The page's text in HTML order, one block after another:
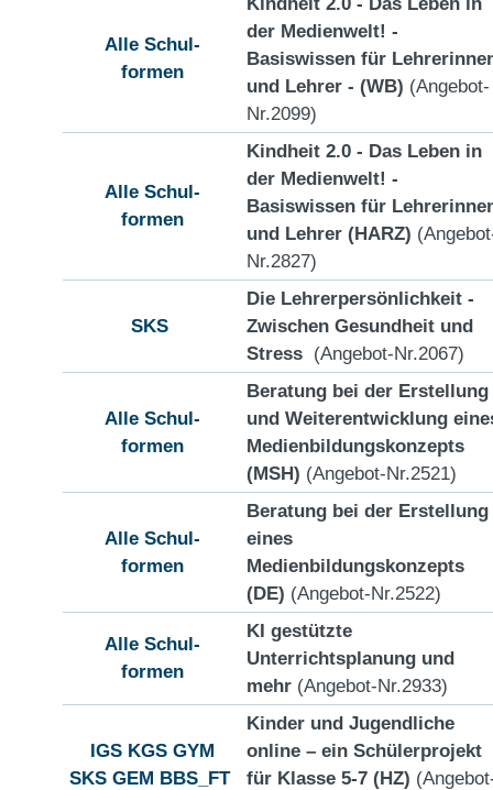
Alle Schul-
formen
der Medienwelt! -
Basiswissen für
und Lehrer - (WB) (Angebot-
Nr.2099)
Alle Schul-
formen
Kindheit 2.0 - Das Leben in
der Medienwelt! -
Basiswissen für
und Lehrer (HARZ)
Nr.2827)
SKS
Die Lehrerpersönlichkeit -
Zwischen Gesundheit und
Stress (Angebot-Nr.2067)
Alle Schul-
formen
Beratung bei der Erstellung
und Weiterentwicklung
Medienbildungskonzepts
(MSH) (Angebot-Nr.2521)
Alle Schul-
formen
Beratung bei der Erstellung
eines
Medienbildungskonzepts
(DE) (Angebot-Nr.2522)
Alle Schul-
formen
KI gestützte
Unterrichtsplanung und
mehr (Angebot-Nr.2933)
IGS KGS GYM
SKS GEM BBS_FT
Kinder und Jugendliche
online – ein Schülerprojekt
für Klasse 5-7 (HZ)